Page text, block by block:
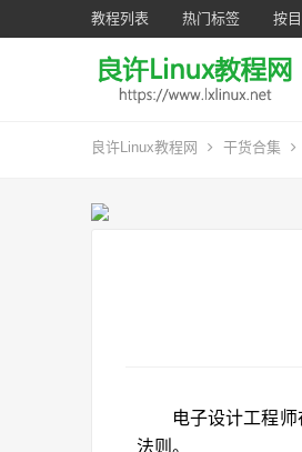
教程列表 热门标签 按
良许Linux教程网 干货合集
电子设计工程
法则。